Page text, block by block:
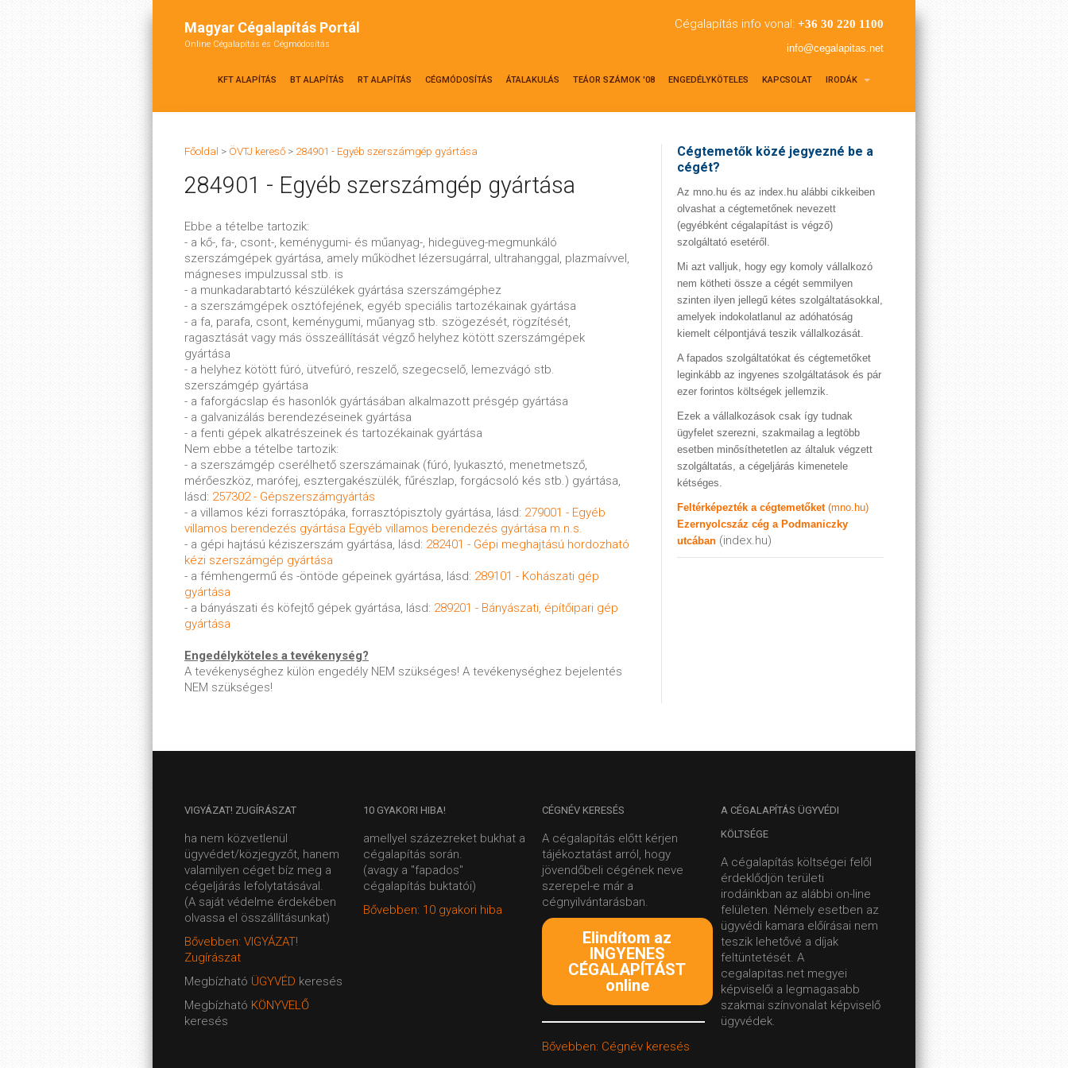
Magyar Cégalapítás Portál
Online Cégalapítás és Cégmódosítás
Cégalapítás info vonal: +36 30 220 1100
info@cegalapitas.net
KFT ALAPÍTÁS BT ALAPÍTÁS RT ALAPÍTÁS CÉGMÓDOSÍTÁS ÁTALAKULÁS TEÁOR SZÁMOK '08 ENGEDÉLYKÖTELES KAPCSOLAT IRODÁK
Főoldal > ÖVTJ kereső > 284901 - Egyéb szerszámgép gyártása
284901 - Egyéb szerszámgép gyártása
Ebbe a tételbe tartozik:
- a kő-, fa-, csont-, keménygumi- és műanyag-, hidegüveg-megmunkáló
szerszámgépek gyártása, amely működhet lézersugárral, ultrahanggal, plazmaívvel,
mágneses impulzussal stb. is
- a munkadarabtartó készülékek gyártása szerszámgéphez
- a szerszámgépek osztófejének, egyéb speciális tartozékainak gyártása
- a fa, parafa, csont, keménygumi, műanyag stb. szögezését, rögzítését,
ragasztását vagy más összeállítását végző helyhez kötött szerszámgépek
gyártása
- a helyhez kötött fúró, ütvefúró, reszelő, szegecselő, lemezvágó stb.
szerszámgép gyártása
- a faforgácslap és hasonlók gyártásában alkalmazott présgép gyártása
- a galvanizálás berendezéseinek gyártása
- a fenti gépek alkatrészeinek és tartozékainak gyártása
Nem ebbe a tételbe tartozik:
- a szerszámgép cserélhető szerszámainak (fúró, lyukasztó, menetmetsző,
mérőeszköz, marófej, esztergakészülék, fűrészlap, forgácsoló kés stb.) gyártása,
lásd: 257302 - Gépszerszámgyártás
- a villamos kézi forrasztópáka, forrasztópisztoly gyártása, lásd: 279001 - Egyéb
villamos berendezés gyártása Egyéb villamos berendezés gyártása m.n.s.
- a gépi hajtású kéziszerszám gyártása, lásd: 282401 - Gépi meghajtású hordozható
kézi szerszámgép gyártása
- a fémhengermű és -öntöde gépeinek gyártása, lásd: 289101 - Kohászati gép
gyártása
- a bányászati és köfejtő gépek gyártása, lásd: 289201 - Bányászati, építőipari gép
gyártása
Engedélyköteles a tevékenység?
A tevékenységhez külön engedély NEM szükséges! A tevékenységhez bejelentés
NEM szükséges!
Cégtemetők közé jegyezné be a
cégét?
Az mno.hu és az index.hu alábbi cikkeiben
olvashat a cégtemetőnek nevezett
(egyébként cégalapítást is végző)
szolgáltató esetéről.
Mi azt valljuk, hogy egy komoly vállalkozó
nem kötheti össze a cégét semmilyen
szinten ilyen jellegű kétes szolgáltatásokkal,
amelyek indokolatlanul az adóhatóság
kiemelt célpontjává teszik vállalkozását.
A fapados szolgáltatókat és cégtemetőket
leginkább az ingyenes szolgáltatások és pár
ezer forintos költségek jellemzik.
Ezek a vállalkozások csak így tudnak
ügyfelet szerezni, szakmailag a legtöbb
esetben minősíthetetlen az általuk végzett
szolgáltatás, a cégeljárás kimenetele
kétséges.
Feltérképezték a cégtemetőket (mno.hu)
Ezernyolcszáz cég a Podmaniczky
utcában (index.hu)
VIGYÁZAT! ZUGÍRÁSZAT
ha nem közvetlenül
ügyvédet/közjegyzőt, hanem
valamilyen céget bíz meg a
cégeljárás lefolytatásával.
(A saját védelme érdekében
olvassa el összállításunkat)
Bővebben: VIGYÁZAT!
Zugírászat
Megbízható ÜGYVÉD keresés
Megbízható KÖNYVELŐ
keresés
10 GYAKORI HIBA!
amellyel százezreket bukhat a
cégalapítás során.
(avagy a "fapados"
cégalapítás buktatói)
Bővebben: 10 gyakori hiba
CÉGNÉV KERESÉS
A cégalapítás előtt kérjen
tájékoztatást arról, hogy
jövendőbeli cégének neve
szerepel-e már a
cégnyilvántarásban.
Elindítom az
INGYENES
CÉGALAPÍTÁST
online
Bővebben: Cégnév keresés
A CÉGALAPÍTÁS ÜGYVÉDI
KÖLTSÉGE
A cégalapítás költségei felől
érdeklődjön területi
irodáinkban az alábbi on-line
felületen. Némely esetben az
ügyvédi kamara előírásai nem
teszik lehetővé a díjak
feltüntetését. A
cegalapitas.net megyei
képviselői a legmagasabb
szakmai színvonalat képviselő
ügyvédek.